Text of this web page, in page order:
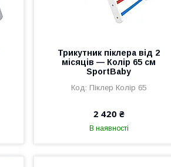
Трикутник піклера від 2
місяців — Колір 65 см
SportBaby
Піклер Колір 65
2 420 ₴
В наявності